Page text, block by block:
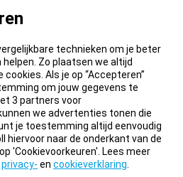
technieken om je beter
Zo plaatsen we altijd
Als je op “Accepteren”
om jouw gegevens te
3 partners voor
we advertenties tonen die
je toestemming altijd eenvoudig
hiervoor naar de onderkant van de
'Cookievoorkeuren'. Lees meer
privacy- en cookieverklaring